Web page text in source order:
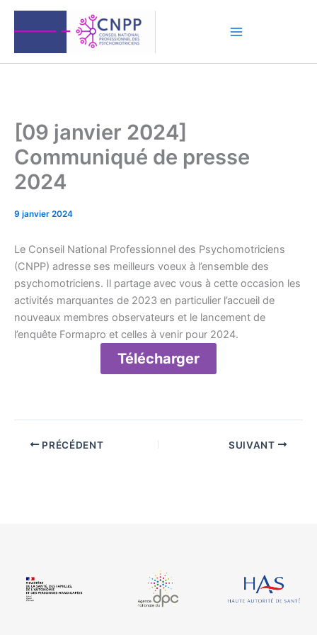
Aller
[09 janvier 2024]
Communiqué de presse
2024
9 janvier 2024
Le Conseil National Professionnel des Psychomotriciens
(CNPP) adresse ses meilleurs voeux à l’ensemble des
psychomotriciens. Il partage avec vous à cette occasion les
activités marquantes de 2023 en particulier l’accueil de
nouveaux membres observateurs et le lancement de
l’enquête Formapro et celles à venir pour 2024.
Télécharger
PRÉCÉDENT SUIVANT